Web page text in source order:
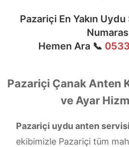
Pazariçi En Yakın
Hemen Ara 📞
Pazariçi Çanak Anten
ve Ayar
Pazariçi uydu anten servisi
ekibimizle Pazariçi tüm